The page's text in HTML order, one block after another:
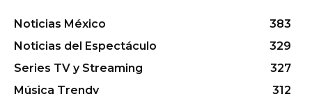
Noticias México
383
Noticias del Espectáculo
329
Series TV y Streaming
327
Música Trendy
312